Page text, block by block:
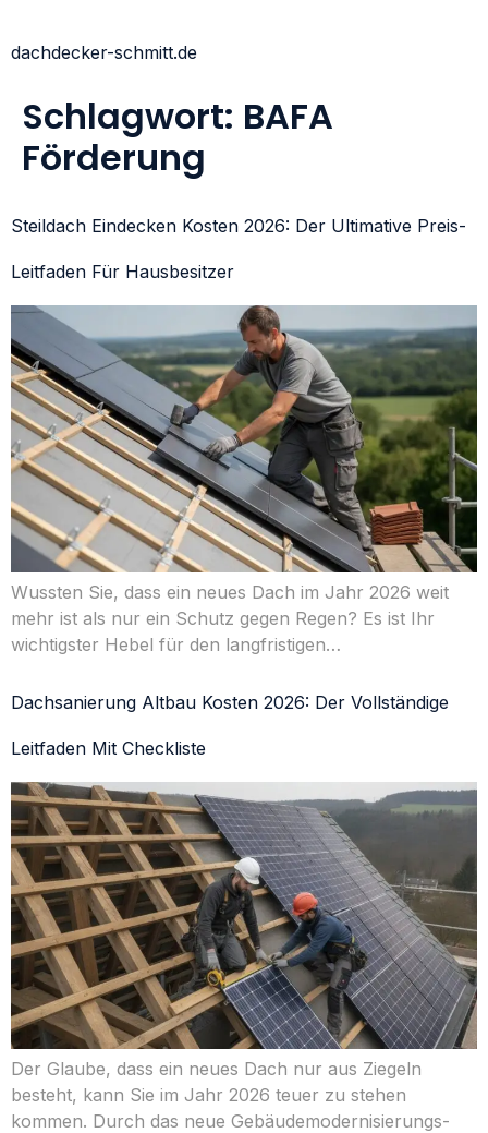
dachdecker-schmitt.de
Schlagwort: BAFA
Förderung
Steildach Eindecken Kosten 2026: Der Ultimative Preis-
Leitfaden Für Hausbesitzer
Wussten Sie, dass ein neues Dach im Jahr 2026 weit
mehr ist als nur ein Schutz gegen Regen? Es ist Ihr
wichtigster Hebel für den langfristigen…
Dachsanierung Altbau Kosten 2026: Der Vollständige
Leitfaden Mit Checkliste
Der Glaube, dass ein neues Dach nur aus Ziegeln
besteht, kann Sie im Jahr 2026 teuer zu stehen
kommen. Durch das neue Gebäudemodernisierungs-